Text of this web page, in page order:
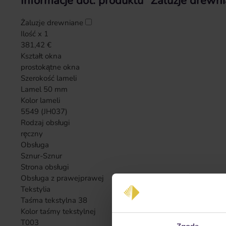
Żaluzje drewniane
Ilość x 1
381,42 €
Kształt okna
prostokątne okna
Szerokość lameli
Lamel 50 mm
Kolor lameli
5549 (JH037)
Rodzaj obsługi
ręczny
Obsługa
Sznur-Sznur
Strona obsługi
Obsługa z prawejprawej
Tekstylia
Taśma tekstylna 38
Kolor taśmy tekstylnej
T003